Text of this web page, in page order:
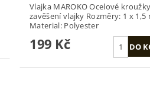
Vlajka MAROKO Ocelové
zavěšení vlajky Rozměry: 1 x 1,5
Material: Polyester
199 Kč